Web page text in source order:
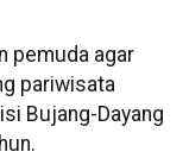
pemuda agar
pariwisata
Bujang-Dayang